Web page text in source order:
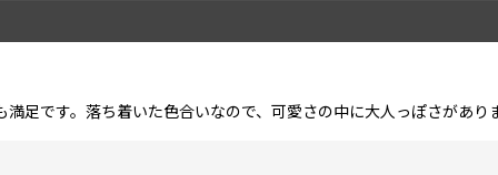
足です。落ち着いた色合いなので、可愛さの中に大人っぽさがあり